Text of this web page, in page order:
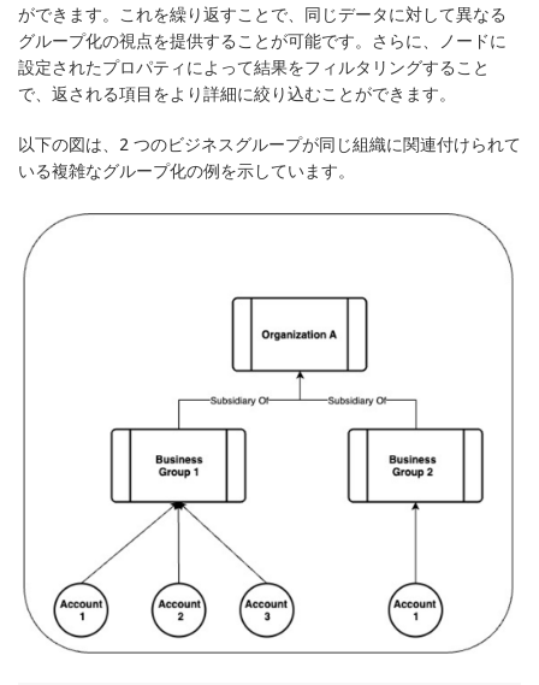
ができます。これを繰り返すことで、同じデータに対して異なる
グループ化の視点を提供することが可能です。さらに、ノードに
設定されたプロパティによって結果をフィルタリングすること
で、返される項目をより詳細に絞り込むことができます。
以下の図は、2 つのビジネスグループが同じ組織に関連付けられて
いる複雑なグループ化の例を示しています。